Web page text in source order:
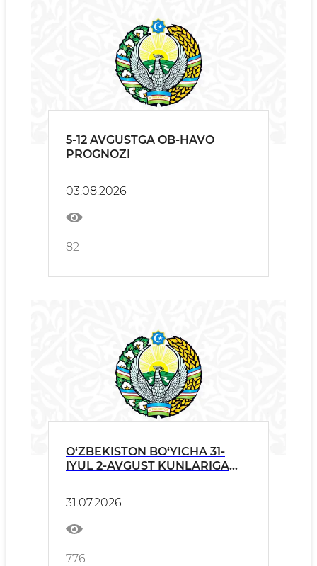
5-12 AVGUSTGA OB-HAVO
PROGNOZI
03.08.2026
82
O‘ZBEKISTON BO‘YICHA 31-
IYUL 2-AVGUST KUNLARIGA
31.07.2026
776